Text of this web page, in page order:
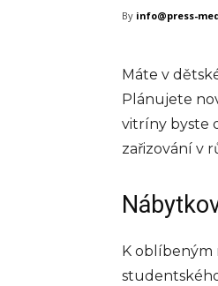
By info@press-
Máte v
Plánujete
vitríny byste
zařizování v
K oblíbeným